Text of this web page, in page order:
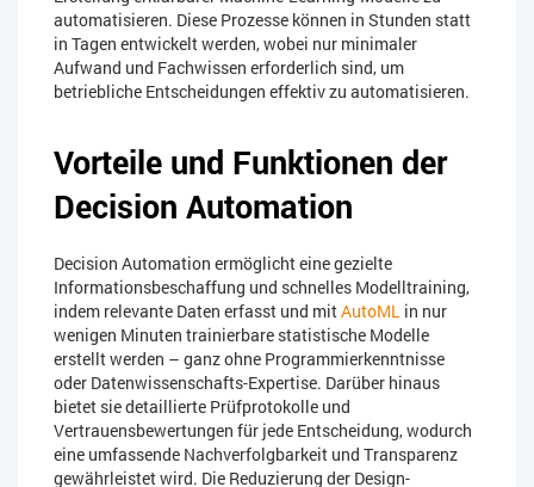
automatisieren. Diese Prozesse können in Stunden statt
in Tagen entwickelt werden, wobei nur minimaler
Aufwand und Fachwissen erforderlich sind, um
betriebliche Entscheidungen effektiv zu automatisieren.
Vorteile und Funktionen der
Decision Automation
Decision Automation ermöglicht eine gezielte
Informationsbeschaffung und schnelles Modelltraining,
indem relevante Daten erfasst und mitAutoML in nur
wenigen Minuten trainierbare statistische Modelle
erstellt werden – ganz ohne Programmierkenntnisse
oder Datenwissenschafts-Expertise. Darüber hinaus
bietet sie detaillierte Prüfprotokolle und
Vertrauensbewertungen für jede Entscheidung, wodurch
eine umfassende Nachverfolgbarkeit und Transparenz
gewährleistet wird. Die Reduzierung der Design-